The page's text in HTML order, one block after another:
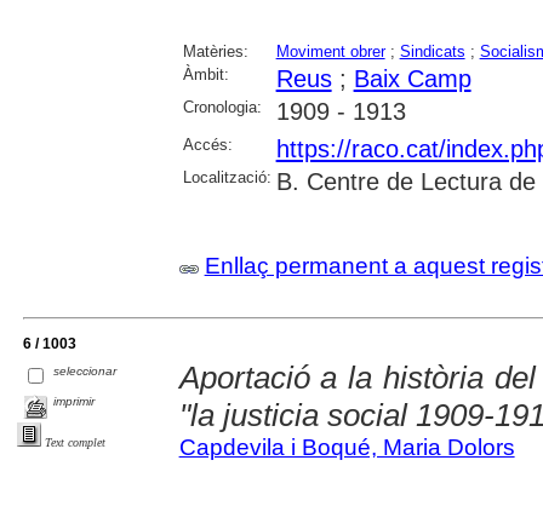
Matèries: Moviment obrer; Sindicats ;
Àmbit:
Reus; Baix Camp
Cronologia: 1909 - 1913
Accés: https://raco.cat/
Localització: B. Centre de Lectura de
Enllaç permanent a aquest
6 / 1003
seleccionar
imprimir
Text complet
Aportació a la història
"la justicia social 1909-
Capdevila i Boqué, Maria Dolors